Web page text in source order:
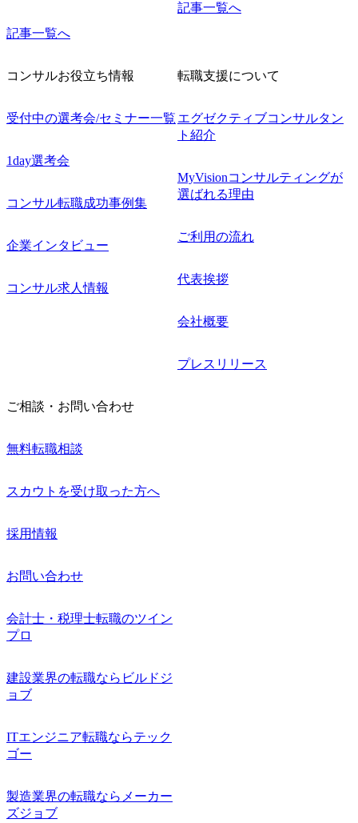
記事一覧へ
記事一覧へ
コンサルお役立ち情報
受付中の選考会/セミナー一覧
1day選考会
コンサル転職成功事例集
企業インタビュー
コンサル求人情報
転職支援について
エグゼクティブコンサルタン
ト紹介
MyVisionコンサルティングが
選ばれる理由
ご利用の流れ
代表挨拶
会社概要
プレスリリース
ご相談・お問い合わせ
無料転職相談
スカウトを受け取った方へ
採用情報
お問い合わせ
会計士・税理士転職のツイン
プロ
建設業界の転職ならビルドジ
ョブ
ITエンジニア転職ならテック
ゴー
製造業界の転職ならメーカー
ズジョブ